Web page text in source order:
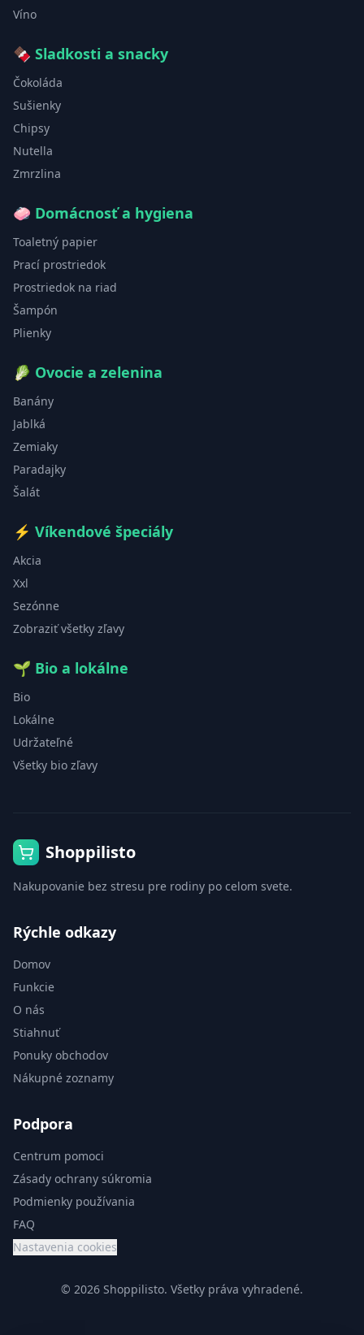
Víno
🍫 Sladkosti a snacky
Čokoláda
Sušienky
Chipsy
Nutella
Zmrzlina
🧼 Domácnosť a hygiena
Toaletný papier
Prací prostriedok
Prostriedok na riad
Šampón
Plienky
🥬 Ovocie a zelenina
Banány
Jablká
Zemiaky
Paradajky
Šalát
⚡ Víkendové špeciály
Akcia
Xxl
Sezónne
Zobraziť všetky zľavy
🌱 Bio a lokálne
Bio
Lokálne
Udržateľné
Všetky bio zľavy
Shoppilisto
Nakupovanie bez stresu pre rodiny po celom svete.
Rýchle odkazy
Domov
Funkcie
O nás
Stiahnuť
Ponuky obchodov
Nákupné zoznamy
Podpora
Centrum pomoci
Zásady ochrany súkromia
Podmienky používania
FAQ
Nastavenia cookies
© 2026 Shoppilisto. Všetky práva vyhradené.